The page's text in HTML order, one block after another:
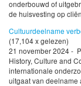
onderbouwd of
de huisvesting op
Cultuurdeelname
(17,104 x gelezen)
21 november 2024 -
History, Culture and
internationale
uitgaat van deelname